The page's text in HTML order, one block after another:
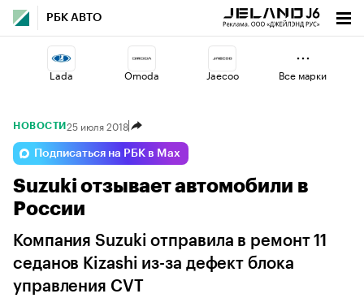
РБК АВТО
Lada Omoda Jaecoo
Esteo Voyah
Volga Geely Changan
Все марки
НОВОСТИ 25 июля 2018
Подписаться на РБК в Max
Suzuki отзывает автомобили в
России
Компания Suzuki отправила в ремонт 11
седанов Kizashi из-за дефект блока
управления CVT